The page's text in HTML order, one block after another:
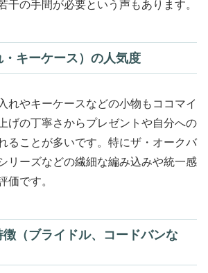
干の手間が必要という声もあります。
キーケース）の人気度
れやキーケースなどの小物もココマイ
げの丁寧さからプレゼントや自分への
ることが多いです。特にザ・オークバ
リーズなどの繊細な編み込みや統一感
価です。
徴（ブライドル、コードバンな